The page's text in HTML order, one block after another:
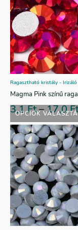
OPCIÓK
Ragasztható kristály - Irizáló
Magma Pink színű
3,1Ft–17,0